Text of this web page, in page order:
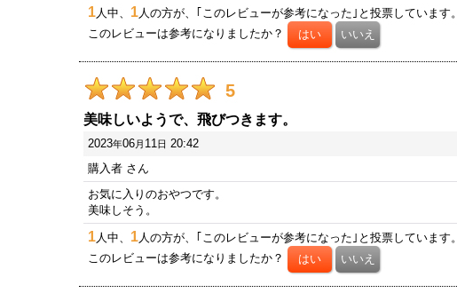
1人中、 1人の方が、｢このレビューが参考になった｣と投票しています。
このレビューは参考になりましたか？
5
美味しいようで、飛びつきます。
2023年06月 11日 20:42
購入者 さん
お気に入りのおやつです。
美味しそう。
1人中、 1人の方が、｢このレビューが参考になった｣と投票しています。
このレビューは参考になりましたか？